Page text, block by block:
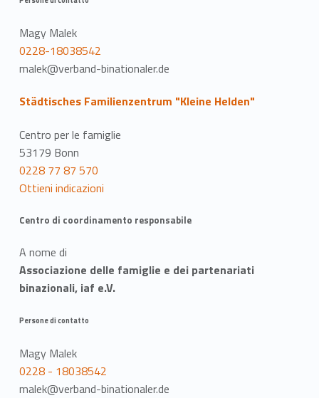
Magy Malek
0228-18038542
malek@verband-binationaler.de
Städtisches Familienzentrum "Kleine Helden"
Centro per le famiglie
53179 Bonn
0228 77 87 570
Ottieni indicazioni
Centro di coordinamento responsabile
A nome di
Associazione delle famiglie e dei partenariati
binazionali, iaf e.V.
Persone di contatto
Magy Malek
0228 - 18038542
malek@verband-binationaler.de